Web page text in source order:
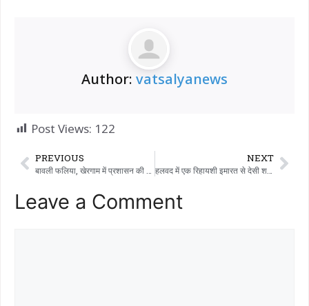
Author: vatsalyanews
Post Views: 122
PREVIOUS NEXT
हलवद में एक रिहायशी इमारत से देसी शराब और बीयर के टिन के साथ एक व्यक्ति गिरफ्तार
Leave a Comment